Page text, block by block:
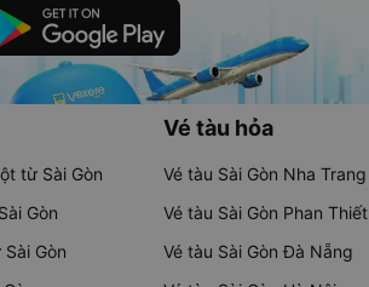
từ Sài Gòn
Gòn
Gòn
Vé tàu hỏa
Vé tàu Sài Gòn Nha Trang
Vé tàu Sài Gòn Phan Thiết
Vé tàu Sài Gòn Đà Nẵng